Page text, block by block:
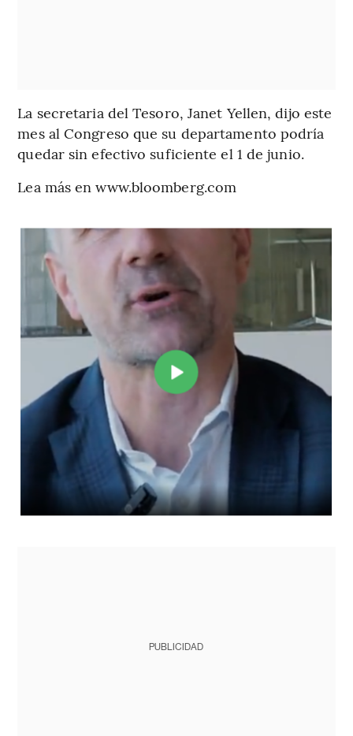
La secretaria del Tesoro, Janet Yellen, dijo este
mes al Congreso que su departamento podría
quedar sin efectivo suficiente el 1 de junio.
Lea más en www.bloomberg.com
PUBLICIDAD